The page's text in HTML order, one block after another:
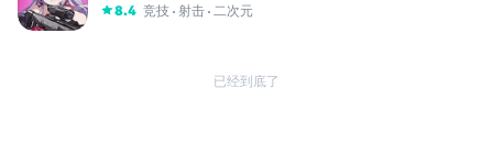
8.4 竞技 射击 二次元
已经到底了